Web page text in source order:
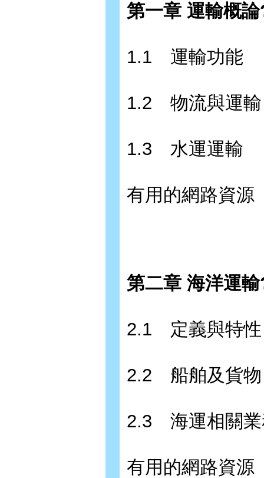
第一章 運輸概
1.1 運輸功能
1.2 物流與運輸
1.3 水運運輸
有用的網路資源
第二章 海洋運
2.1 定義與特性
2.2 船舶及貨物
2.3 海運相關
有用的網路資源